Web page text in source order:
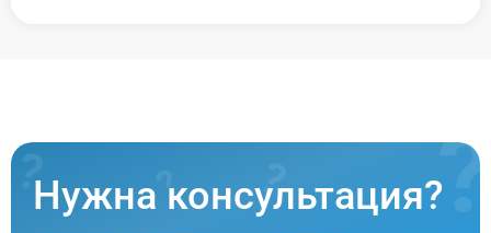
Нужна консультация?